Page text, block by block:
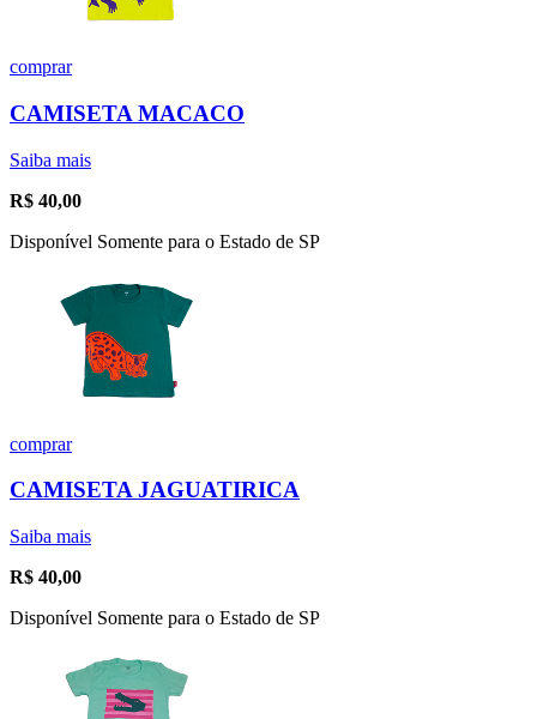
comprar
CAMISETA MACACO
Saiba mais
R$ 40,00
Disponível Somente para o Estado de SP
comprar
CAMISETA JAGUATIRICA
Saiba mais
R$ 40,00
Disponível Somente para o Estado de SP